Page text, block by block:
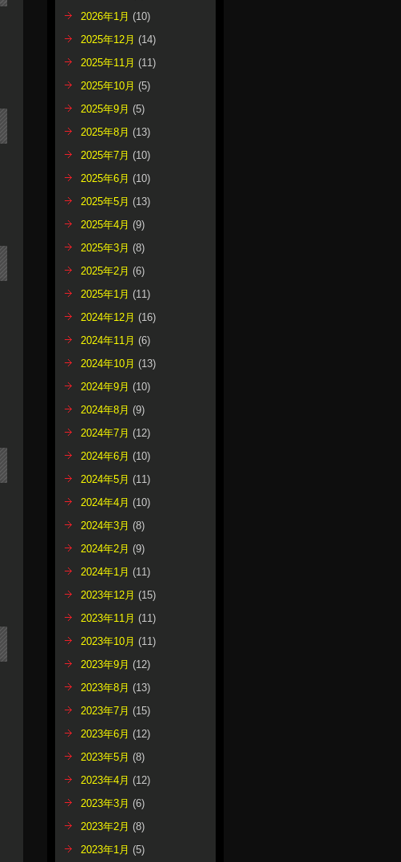
2026年1月 (10)
2025年12月 (14)
2025年11月 (11)
2025年10月 (5)
2025年9月 (5)
2025年8月 (13)
2025年7月 (10)
2025年6月 (10)
2025年5月 (13)
2025年4月 (9)
2025年3月 (8)
2025年2月 (6)
2025年1月 (11)
2024年12月 (16)
2024年11月 (6)
2024年10月 (13)
2024年9月 (10)
2024年8月 (9)
2024年7月 (12)
2024年6月 (10)
2024年5月 (11)
2024年4月 (10)
2024年3月 (8)
2024年2月 (9)
2024年1月 (11)
2023年12月 (15)
2023年11月 (11)
2023年10月 (11)
2023年9月 (12)
2023年8月 (13)
2023年7月 (15)
2023年6月 (12)
2023年5月 (8)
2023年4月 (12)
2023年3月 (6)
2023年2月 (8)
2023年1月 (5)